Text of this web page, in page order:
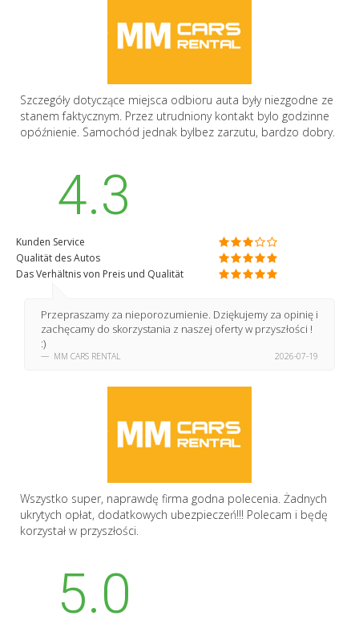
Szczegóły dotyczące miejsca odbioru auta były niezgodne ze
stanem faktycznym. Przez utrudniony kontakt bylo godzinne
opóźnienie. Samochód jednak bylbez zarzutu, bardzo dobry.
4.3
Kunden Service
Qualität des Autos
Das Verhältnis von Preis und Qualität
Przepraszamy za nieporozumienie. Dziękujemy za opinię i
zachęcamy do skorzystania z naszej oferty w przyszłości !
:)
MM CARS RENTAL 2026-07-19
Wszystko super, naprawdę firma godna polecenia. Żadnych
ukrytych opłat, dodatkowych ubezpieczeń!!! Polecam i będę
korzystał w przyszłości.
5.0